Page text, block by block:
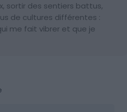
sortir des sentiers battus,
de cultures différentes :
me fait vibrer et que je